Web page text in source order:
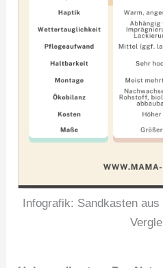
Infografik: Sandkasten